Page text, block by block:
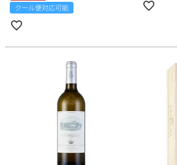
DRC
ラフィット
アメリカ カリ
その他
スパークリング
価格帯から探す
40,000円〜79,999円
80,000円〜
100,000円〜199,999円
200,000円〜499,999円
500,000円〜
お得な情報を受け取る
メルマガ LINE
お問い合わせ
クール便対応可能